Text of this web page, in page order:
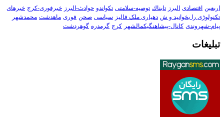
اربعین اقتصادی البرز تابناك توصیه-سلامتی تکواندو حوادث-البرز خبرفوری-کرج خبرهای
تکنولوڑی را بخوانید و ش دهیاری ملک فالیز سیاسی صحن فوری ماهدشت محمدشهر
پیام-شهروندی کانال-پیشاهنگیکمالشهر کرج گرمدره گوهردشت
تبلیغات